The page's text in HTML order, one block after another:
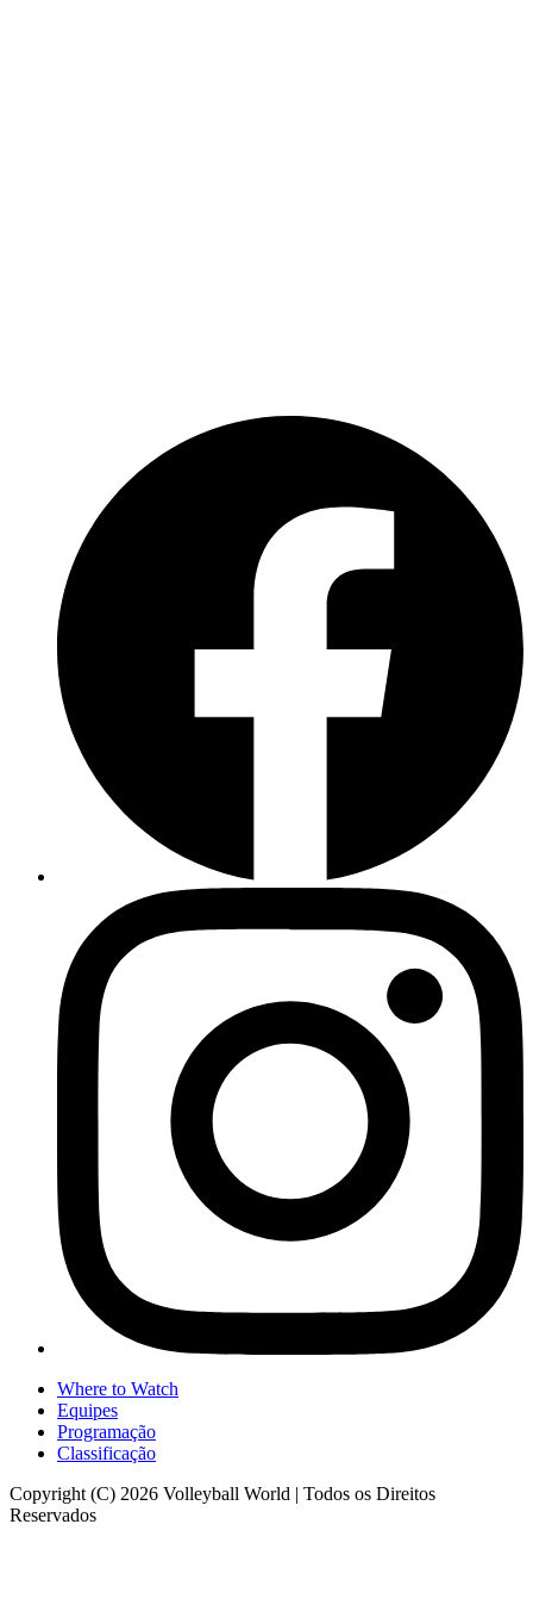
Where to Watch
Equipes
Programação
Classificação
Copyright (C) 2026 Volleyball World | Todos os Direitos
Reservados